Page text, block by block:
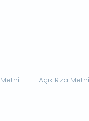
Açık Rıza Metni